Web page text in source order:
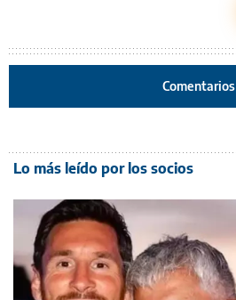
Comentarios
Lo más leído por los socios